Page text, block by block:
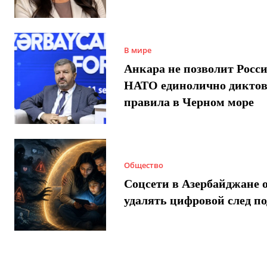
В мире
Анкара не позволит
НАТО единолично
правила в Черном море
Общество
Соцсети в Азербайджане
удалять цифровой след